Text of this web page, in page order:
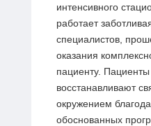
интенсивного
работает
специалистов,
оказания
пациенту.
восстанавливают
окружением
обоснованных